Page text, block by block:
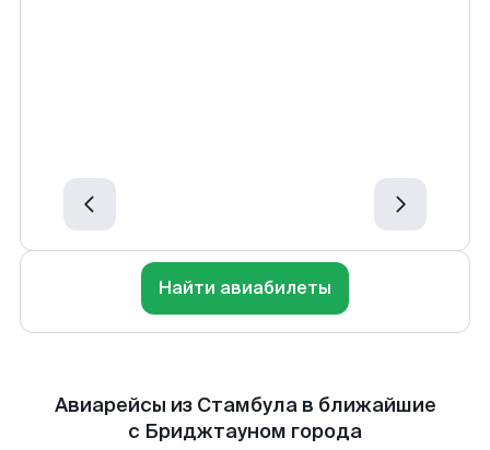
Найти авиабилеты
Авиарейсы из Стамбула в ближайшие
с Бриджтауном города